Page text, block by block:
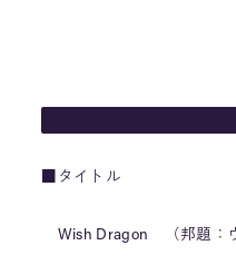
■タイトル
Wish Dragon （邦題：